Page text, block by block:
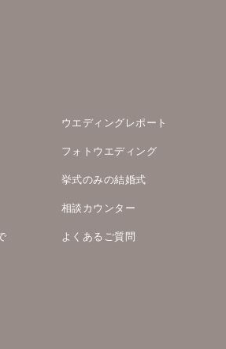
ウエディングレポート
フォトウエディング
挙式のみの結婚式
相談カウンター
よくあるご質問